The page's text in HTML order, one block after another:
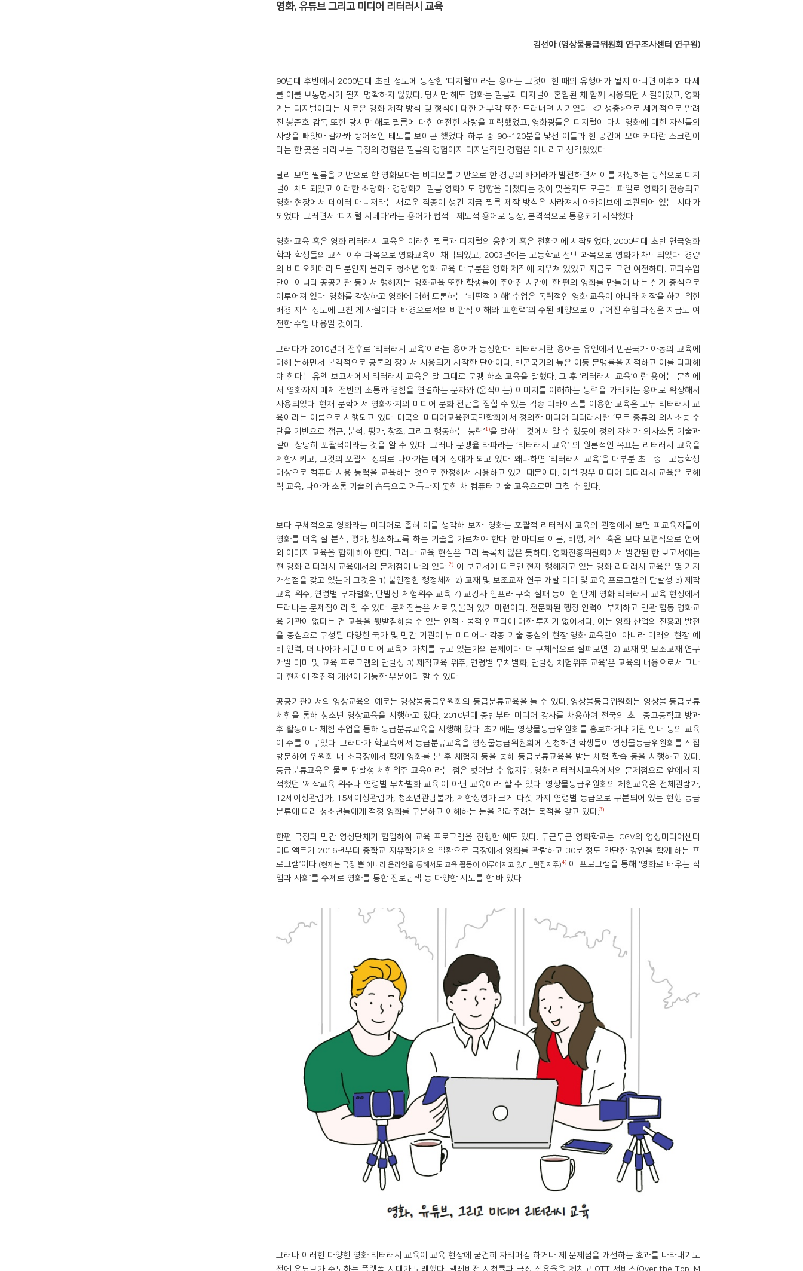
영화, 유튜브 그리고 미디어 리터러시 교육
김선아 (영상물등급위원회 연구조사센터 연구원)
90년대 후반에서 2000년대 초반 정도에 등장한 ‘디지털’이라는 용어는 그것이 한 때의 유행어가 될지 아니면 이후에 대세
를 이룰 보통명사가 될지 명확하지 않았다. 당시만 해도 영화는 필름과 디지털이 혼합된 채 함께 사용되던 시절이었고, 영화
계는 디지털이라는 새로운 영화 제작 방식 및 형식에 대한 거부감 또한 드러내던 시기였다. <기생충>으로 세계적으로 알려
진 봉준호 감독 또한 당시만 해도 필름에 대한 여전한 사랑을 피력했었고, 영화광들은 디지털이 마치 영화에 대한 자신들의
사랑을 빼앗아 갈까봐 방어적인 태도를 보이곤 했었다. 하루 중 90~120분을 낯선 이들과 한 공간에 모여 커다란 스크린이
라는 한 곳을 바라보는 극장의 경험은 필름의 경험이지 디지털적인 경험은 아니라고 생각했었다.
달리 보면 필름을 기반으로 한 영화보다는 비디오를 기반으로 한 경량의 카메라가 발전하면서 이를 재생하는 방식으로 디지
털이 채택되었고 이러한 소량화·경량화가 필름 영화에도 영향을 미쳤다는 것이 맞을지도 모른다. 파일로 영화가 전송되고
영화 현장에서 데이터 매니저라는 새로운 직종이 생긴 지금 필름 제작 방식은 사라져서 아카이브에 보관되어 있는 시대가
되었다. 그러면서 ‘디지털 시네마’라는 용어가 법적·제도적 용어로 등장, 본격적으로 통용되기 시작했다.
영화 교육 혹은 영화 리터러시 교육은 이러한 필름과 디지털의 융합기 혹은 전환기에 시작되었다. 2000년대 초반 연극영화
학과 학생들의 교직 이수 과목으로 영화교육이 채택되었고, 2003년에는 고등학교 선택 과목으로 영화가 채택되었다. 경량
의 비디오카메라 덕분인지 몰라도 청소년 영화 교육 대부분은 영화 제작에 치우쳐 있었고 지금도 그건 여전하다. 교과수업
만이 아니라 공공기관 등에서 행해지는 영화교육 또한 학생들이 주어진 시간에 한 편의 영화를 만들어 내는 실기 중심으로
이루어져 있다. 영화를 감상하고 영화에 대해 토론하는 ‘비판적 이해’ 수업은 독립적인 영화 교육이 아니라 제작을 하기 위한
배경 지식 정도에 그친 게 사실이다. 배경으로서의 비판적 이해와 ‘표현력’의 주된 배양으로 이루어진 수업 과정은 지금도 여
전한 수업 내용일 것이다.
그러다가 2010년대 전후로 ‘리터러시 교육’이라는 용어가 등장한다. 리터러시란 용어는 유엔에서 빈곤국가 아동의 교육에
대해 논하면서 본격적으로 공론의 장에서 사용되기 시작한 단어이다. 빈곤국가의 높은 아동 문맹률을 지적하고 이를 타파해
야 한다는 유엔 보고서에서 리터러시 교육은 말 그대로 문맹 해소 교육을 말했다. 그 후 ‘리터러시 교육’이란 용어는 문학에
서 영화까지 매체 전반의 소통과 경험을 연결하는 문자와 (움직이는) 이미지를 이해하는 능력을 가리키는 용어로 확장해서
사용되었다. 현재 문학에서 영화까지의 미디어 문화 전반을 접할 수 있는 각종 디바이스를 이용한 교육은 모두 리터러시 교
육이라는 이름으로 시행되고 있다. 미국의 미디어교육전국연합회에서 정의한 미디어 리터러시란 ‘모든 종류의 의사소통 수
단을 기반으로 접근, 분석, 평가, 창조, 그리고 행동하는 능력’1)을 말하는 것에서 알 수 있듯이 정의 자체가 의사소통 기술과
같이 상당히 포괄적이라는 것을 알 수 있다. 그러나 문맹율 타파라는 ‘리터러시 교육’ 의 원론적인 목표는 리터러시 교육을
제한시키고, 그것의 포괄적 정의로 나아가는 데에 장애가 되고 있다. 왜냐하면 ‘리터러시 교육’을 대부분 초·중·고등학생
대상으로 컴퓨터 사용 능력을 교육하는 것으로 한정해서 사용하고 있기 때문이다. 이럴 경우 미디어 리터러시 교육은 문해
력 교육, 나아가 소통 기술의 습득으로 거듭나지 못한 채 컴퓨터 기술 교육으로만 그칠 수 있다.
보다 구체적으로 영화라는 미디어로 좁혀 이를 생각해 보자. 영화는 포괄적 리터러시 교육의 관점에서 보면 피교육자들이
영화를 더욱 잘 분석, 평가, 창조하도록 하는 기술을 가르쳐야 한다. 한 마디로 이론, 비평, 제작 혹은 보다 보편적으로 언어
와 이미지 교육을 함께 해야 한다. 그러나 교육 현실은 그리 녹록치 않은 듯하다. 영화진흥위원회에서 발간된 한 보고서에는
현 영화 리터러시 교육에서의 문제점이 나와 있다.2) 이 보고서에 따르면 현재 행해지고 있는 영화 리터러시 교육은 몇 가지
개선점을 갖고 있는데 그것은 1) 불안정한 행정체제 2) 교재 및 보조교재 연구 개발 미미 및 교육 프로그램의 단발성 3) 제작
교육 위주, 연령별 무차별화, 단발성 체험위주 교육 4) 교강사 인프라 구축 실패 등이 현 단계 영화 리터러시 교육 현장에서
드러나는 문제점이라 할 수 있다. 문제점들은 서로 맞물려 있기 마련이다. 전문화된 행정 인력이 부재하고 민관 협동 영화교
육 기관이 없다는 건 교육을 뒷받침해줄 수 있는 인적·물적 인프라에 대한 투자가 없어서다. 이는 영화 산업의 진흥과 발전
을 중심으로 구성된 다양한 국가 및 민간 기관이 뉴 미디어나 각종 기술 중심의 현장 영화 교육만이 아니라 미래의 현장 예
비 인력, 더 나아가 시민 미디어 교육에 가치를 두고 있는가의 문제이다. 더 구체적으로 살펴보면 '2) 교재 및 보조교재 연구
개발 미미 및 교육 프로그램의 단발성 3) 제작교육 위주, 연령별 무차별화, 단발성 체험위주 교육'은 교육의 내용으로서 그나
마 현재에 점진적 개선이 가능한 부분이라 할 수 있다.
공공기관에서의 영상교육의 예로는 영상물등급위원회의 등급분류교육을 들 수 있다. 영상물등급위원회는 영상물 등급분류
체험을 통해 청소년 영상교육을 시행하고 있다. 2010년대 중반부터 미디어 강사를 채용하여 전국의 초·중고등학교 방과
후 활동이나 체험 수업을 통해 등급분류교육을 시행해 왔다. 초기에는 영상물등급위원회를 홍보하거나 기관 안내 등의 교육
이 주를 이루었다. 그러다가 학교측에서 등급분류교육을 영상물등급위원회에 신청하면 학생들이 영상물등급위원회를 직접
방문하여 위원회 내 소극장에서 함께 영화를 본 후 체험지 등을 통해 등급분류교육을 받는 체험 학습 등을 시행하고 있다.
등급분류교육은 물론 단발성 체험위주 교육이라는 점은 벗어날 수 없지만, 영화 리터러시교육에서의 문제점으로 앞에서 지
적했던 '제작교육 위주나 연령별 무차별화 교육'이 아닌 교육이라 할 수 있다. 영상물등급위원회의 체험교육은 전체관람가,
12세이상관람가, 15세이상관람가, 청소년관람불가, 제한상영가 크게 다섯 가지 연령별 등급으로 구분되어 있는 현행 등급
분류에 따라 청소년들에게 적정 영화를 구분하고 이해하는 눈을 길러주려는 목적을 갖고 있다. 3)
한편 극장과 민간 영상단체가 협업하여 교육 프로그램을 진행한 예도 있다. 두근두근 영화학교는 'CGV와 영상미디어센터
미디액트가 2016년부터 중학교 자유학기제의 일환으로 극장에서 영화를 관람하고 30분 정도 간단한 강연을 함께 하는 프
로그램’이다. (현재는 극장 뿐 아니라 온라인을 통해서도 교육 활동이 이루어지고 있다_편집자주)4) 이 프로그램을 통해 ‘영화로 배우는 직
업과 사회’를 주제로 영화를 통한 진로탐색 등 다양한 시도를 한 바 있다.
그러나 이러한 다양한 영화 리터러시 교육이 교육 현장에 굳건히 자리매김 하거나 제 문제점을 개선하는 효과를 나타내기도